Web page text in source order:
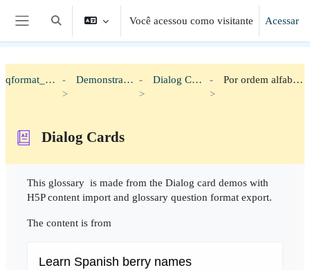
Ir para o conteúdo principal
Painel lateral
Alternar entrada de pesquisa
Você acessou como visitante Acessar
qformat_h5p Demonstration Dialog Cards Por ordem alfabética
Dialog Cards
This glossary is made from the Dialog card demos with
H5P content import and glossary question format export.
The content is from